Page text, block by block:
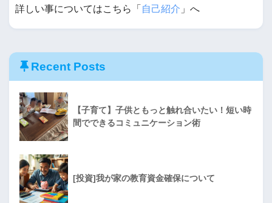
詳しい事についてはこちら「 自己紹介 」へ
Recent Posts
【子育て】子供ともっと触れ合いたい！短い時
間でできるコミュニケーション術
[投資]我が家の教育資金確保について